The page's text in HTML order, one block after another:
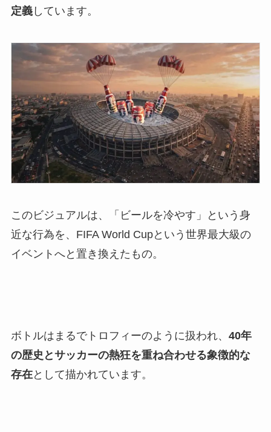
定義しています。
このビジュアルは、「ビールを冷やす」という身
近な行為を、FIFA World Cupという世界最大級の
イベントへと置き換えたもの。
ボトルはまるでトロフィーのように扱われ、 40年
の歴史とサッカーの熱狂を重ね合わせる象徴的な
存在として描かれています。